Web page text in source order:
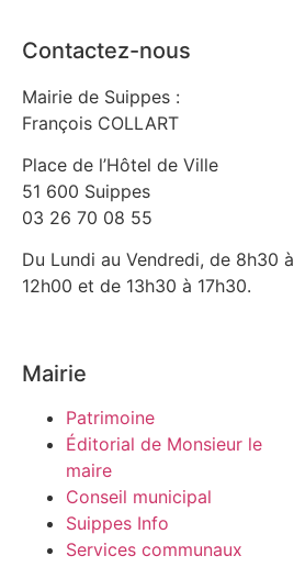
Contactez-nous
Mairie de Suippes :
François COLLART
Place de l’Hôtel de Ville
51 600 Suippes
03 26 70 08 55
Du Lundi au Vendredi, de 8h30 à
12h00 et de 13h30 à 17h30.
Mairie
Patrimoine
Éditorial de Monsieur le
maire
Conseil municipal
Suippes Info
Services communaux